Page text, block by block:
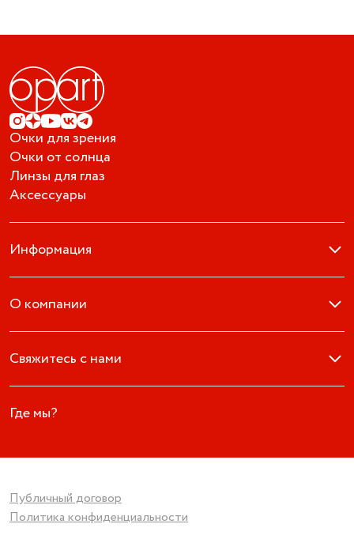
Очки для зрения
Очки от солнца
Линзы для глаз
Аксессуары
Информация
О компании
Свяжитесь с нами
Где мы?
Публичный договор
Политика конфиденциальности